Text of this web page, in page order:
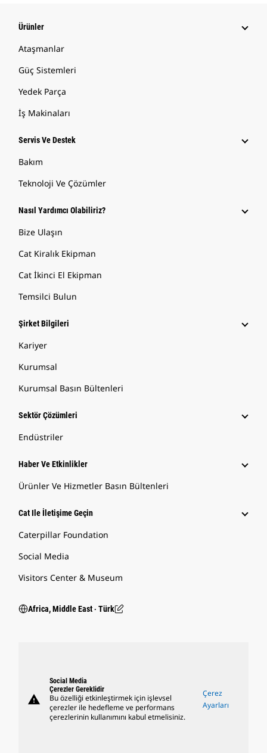
Ürünler
Ataşmanlar
Güç Sistemleri
Yedek Parça
İş Makinaları
Servis Ve Destek
Bakım
Teknoloji Ve Çözümler
Nasıl Yardımcı Olabiliriz?
Bize Ulaşın
Cat Kiralık Ekipman
Cat İkinci El Ekipman
Temsilci Bulun
Şirket Bilgileri
Kariyer
Kurumsal
Kurumsal Basın Bültenleri
Sektör Çözümleri
Endüstriler
Haber Ve Etkinlikler
Ürünler Ve Hizmetler Basın Bültenleri
Cat Ile İletişime Geçin
Caterpillar Foundation
Social Media
Visitors Center & Museum
Africa, Middle East ‧ Türk
warning
Social Media
Çerezler Gereklidir
Bu özelliği etkinleştirmek için işlevsel
çerezler ile hedefleme ve performans
çerezlerinin kullanımını kabul etmelisiniz.
Çerez
Ayarları